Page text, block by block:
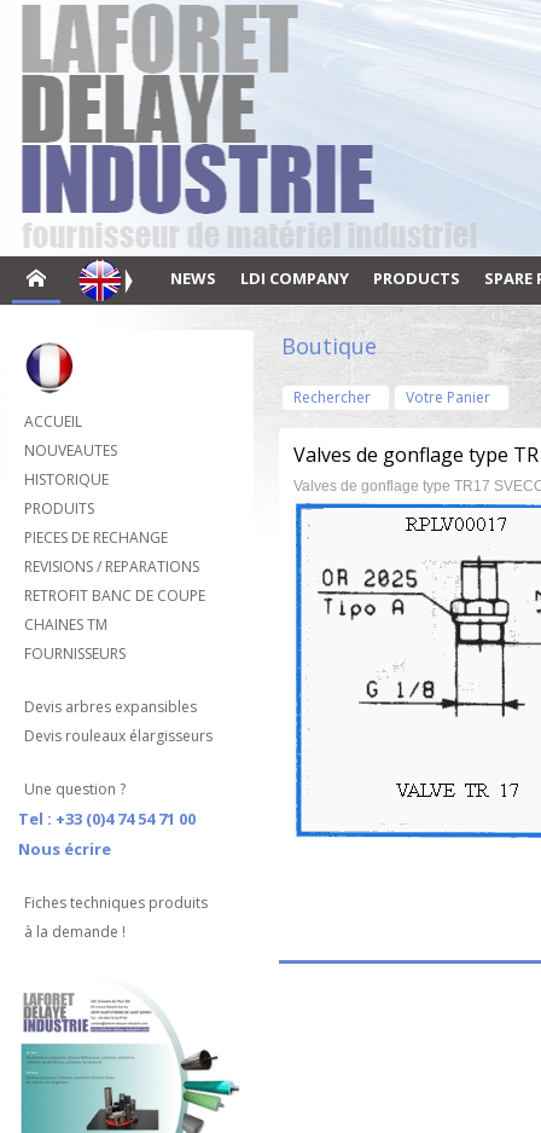
NEWS LDI COMPANY PRODUCTS SPARE
ACCUEIL
NOUVEAUTES
HISTORIQUE
PRODUITS
PIECES DE RECHANGE
REVISIONS / REPARATIONS
RETROFIT BANC DE COUPE
CHAINES TM
FOURNISSEURS
Devis arbres expansibles
Devis rouleaux élargisseurs
Une question ?
Tel : +33 (0)4 74 54 71 00
Nous écrire
Fiches techniques produits
à la demande !
Boutique
Rechercher Votre Panier
Valves de gonflage type
Valves de gonflage type TR17